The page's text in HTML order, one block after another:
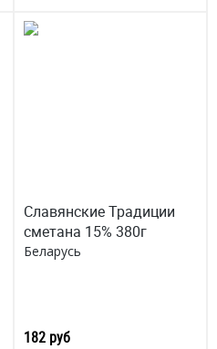
Славянские Традиции
сметана 15% 380г
Беларусь
182 руб